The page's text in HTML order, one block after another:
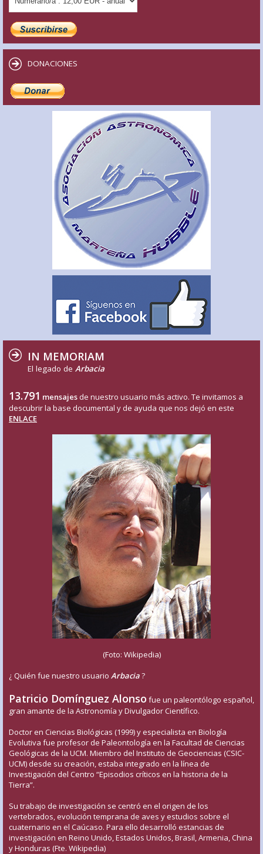
DONACIONES
IN MEMORIAM
El legado de Arbacia
13.791 mensajes de nuestro usuario más activo. Te invitamos a
descubrir la base documental y de ayuda que nos dejó en este
ENLACE
(Foto: Wikipedia)
¿ Quién fue nuestro usuario Arbacia?
Patricio Domínguez Alonso fue un paleontólogo español,
gran amante de la Astronomía y Divulgador Científico.
Doctor en Ciencias Biológicas (1999) y especialista en Biología
Evolutiva fue profesor de Paleontología en la Facultad de Ciencias
Geológicas de la UCM. Miembro del Instituto de Geociencias (CSIC-
UCM) desde su creación, estaba integrado en la línea de
Investigación del Centro “Episodios críticos en la historia de la
Tierra”.
Su trabajo de investigación se centró en el origen de los
vertebrados, evolución temprana de aves y estudios sobre el
cuaternario en el Caúcaso. Para ello desarrolló estancias de
investigación en Reino Unido, Estados Unidos, Brasil, Armenia, China
y Honduras (Fte. Wikipedia)